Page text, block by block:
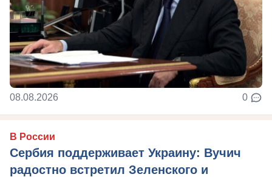
08.08.2026 0
В России
Сербия поддерживает Украину: Вучич
радостно встретил Зеленского и